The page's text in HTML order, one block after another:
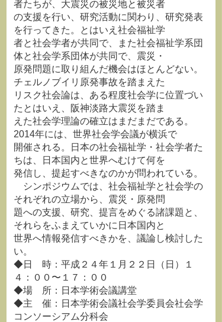
者たちが、大震災の被災地と被災者
の支援を行い、研究活動に関わり、研究発表
を行ってきた。とはいえ社会福祉学
者と社会学者が共同で、また社会福祉学系団
体と社会学系団体が共同で、震災・
原発問題に取り組んだ機会はほとんどない。
チェルノブイリ原発事故を踏まえた
リスク社会論は、ある程度社会学に位置づい
たとはいえ、阪神淡路大震災を踏ま
えた社会学理論の確立はまだまだである。
2014年には、世界社会学会議が横浜で
開催される。日本の社会福祉学・社会学者た
ちは、日本国内と世界へむけて何を
発信し、提起すべきなのかが問われている。
シンポジウムでは、社会福祉学と社会学の
それぞれの立場から、震災・原発問
題への支援、研究、提言をめぐる諸課題と、
それらをふまえていかに日本国内と
世界へ情報発信すべきかを、議論し検討した
い。
◆日 時：平成２４年１月２２日（日）１
４：００〜１７：００
◆場 所：日本学術会議講堂
◆主 催：日本学術会議社会学委員会社会学
コンソーシアム分科会